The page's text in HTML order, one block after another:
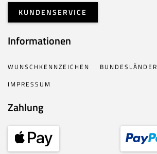
KUNDENSERVICE
Informationen
WUNSCHKENNZEICHEN BUNDESLÄNDER
IMPRESSUM
Zahlung